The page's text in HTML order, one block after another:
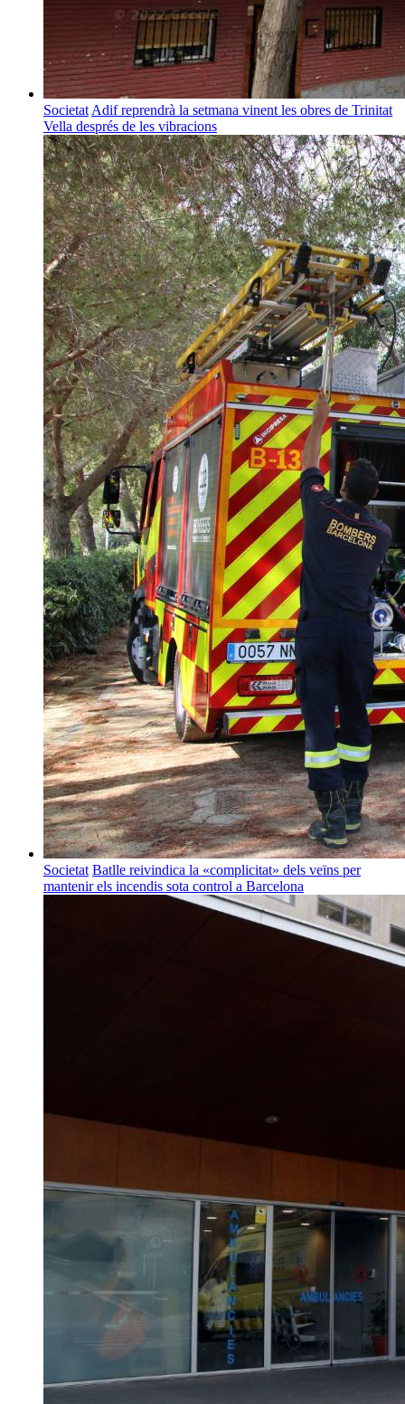
Societat Adif reprendrà la setmana vinent les obres de Trinitat
Vella després de les vibracions
Societat Batlle reivindica la «complicitat» dels veïns per
mantenir els incendis sota control a Barcelona